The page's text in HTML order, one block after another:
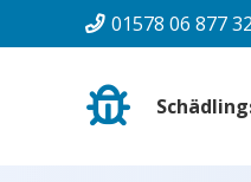
01578 06 877 32